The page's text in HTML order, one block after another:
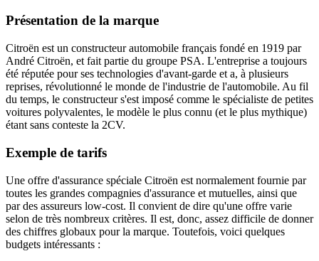
Présentation de la marque
Citroën est un constructeur automobile français fondé en 1919 par
André Citroën, et fait partie du groupe PSA. L'entreprise a toujours
été réputée pour ses technologies d'avant-garde et a, à plusieurs
reprises, révolutionné le monde de l'industrie de l'automobile. Au fil
du temps, le constructeur s'est imposé comme le spécialiste de petites
voitures polyvalentes, le modèle le plus connu (et le plus mythique)
étant sans conteste la 2CV.
Exemple de tarifs
Une offre d'assurance spéciale Citroën est normalement fournie par
toutes les grandes compagnies d'assurance et mutuelles, ainsi que
par des assureurs low-cost. Il convient de dire qu'une offre varie
selon de très nombreux critères. Il est, donc, assez difficile de donner
des chiffres globaux pour la marque. Toutefois, voici quelques
budgets intéressants :